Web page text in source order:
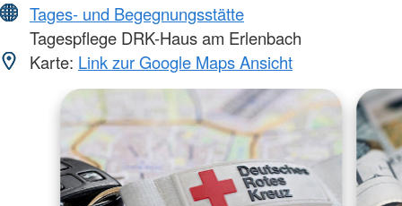
Tages- und Begegnungsstätte
Tagespflege DRK-Haus am Erlenbach
Karte: Link zur Google Maps Ansicht